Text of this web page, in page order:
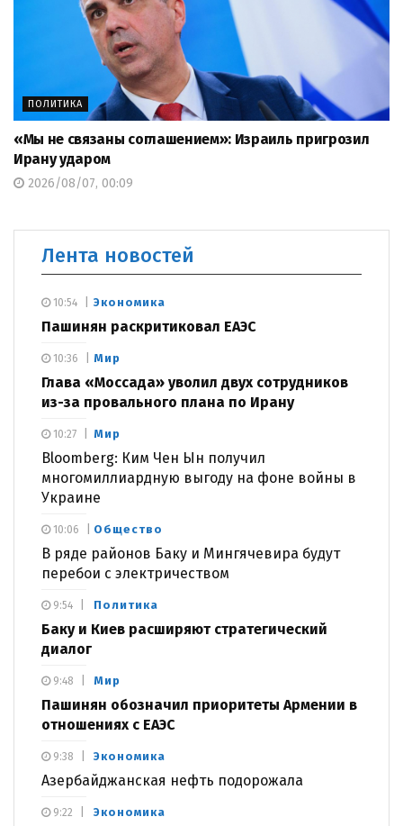
ПОЛИТИКА
«Мы не связаны соглашением»: Израиль пригрозил
Ирану ударом
2026/08/07, 00:09
Лента новостей
Экономика
Пашинян раскритиковал ЕАЭС
10:54
Мир
Глава «Моссада» уволил двух сотрудников
из-за провального плана по Ирану
10:36
Мир
Bloomberg: Ким Чен Ын получил
многомиллиардную выгоду на фоне войны в
Украине
10:27
Общество
В ряде районов Баку и Мингячевира будут
перебои с электричеством
10:06
Политика
Баку и Киев расширяют стратегический
диалог
9:54
Мир
Пашинян обозначил приоритеты Армении в
отношениях с ЕАЭС
9:48
Экономика
Азербайджанская нефть подорожала
9:38
Экономика
9:22